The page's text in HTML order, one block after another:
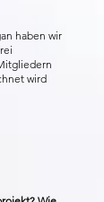
haben wir
wird